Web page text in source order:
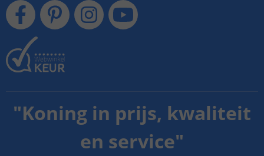
"Koning in prijs, kwaliteit
en service"